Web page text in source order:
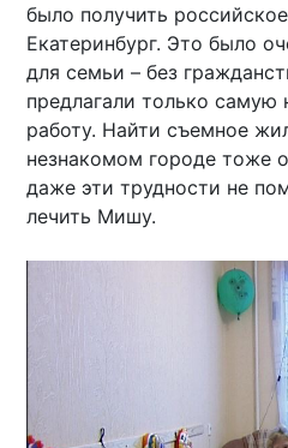
было получить
Екатеринбург. Это было
для семьи – без
предлагали только самую
работу. Найти съемное
незнакомом городе тоже
даже эти трудности не
лечить Мишу.